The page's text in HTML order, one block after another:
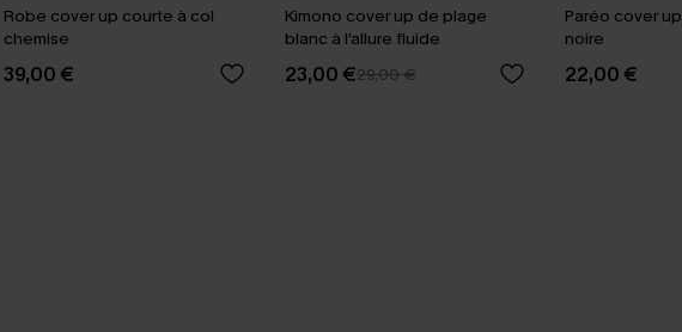
Robe cover up courte à col
chemise
39,00 €
Kimono cover up de plage
blanc à l’allure fluide
23,00 €29,00 €
Paréo cover
noire
22,00 €